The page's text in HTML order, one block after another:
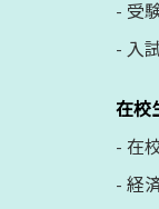
- 受
- 入
在校
- 在
- 経